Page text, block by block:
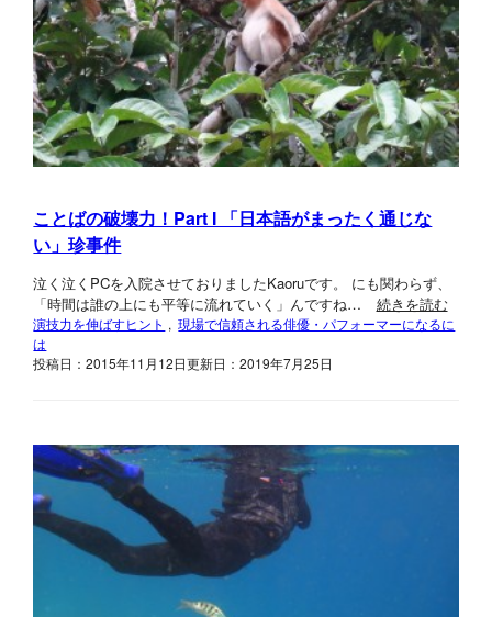
ことばの破壊力！Part I 「日本語がまったく通じな
い」珍事件
泣く泣くPCを入院させておりましたKaoruです。 にも関わらず、
「時間は誰の上にも平等に流れていく」んですね…
続きを読む
演技力を伸ばすヒント , 現場で信頼される俳優・パフォーマーになるに
は
投稿日：2015年11月12日更新日：2019年7月25日